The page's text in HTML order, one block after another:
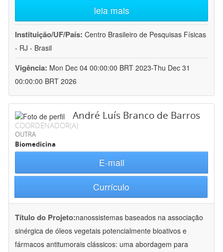
leia mais
Instituição/UF/País: Centro Brasileiro de Pesquisas Físicas
- RJ - Brasil
Vigência: Mon Dec 04 00:00:00 BRT 2023-Thu Dec 31
00:00:00 BRT 2026
André Luís Branco de Barros
COORDENADOR(A)
OUTRA
Biomedicina
E-mail
Currículo
Título do Projeto:nanossistemas baseados na associação
sinérgica de óleos vegetais potencialmente bioativos e
fármacos antitumorais clássicos: uma abordagem para